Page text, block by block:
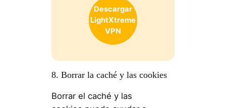
Descargar
LightXtreme
VPN
8. Borrar la caché y las cookies
Borrar el caché y las